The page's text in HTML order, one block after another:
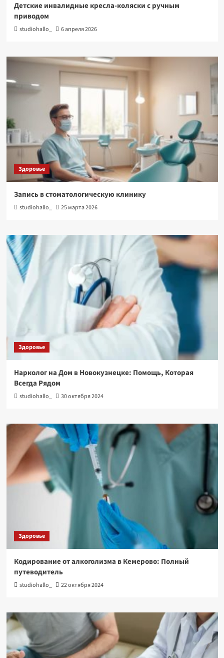
Детские инвалидные кресла-коляски с ручным
приводом
studiohallo_ 6 апреля 2026
Здоровье
Запись в стоматологическую клинику
studiohallo_ 25 марта 2026
Здоровье
Нарколог на Дом в Новокузнецке: Помощь, Которая
Всегда Рядом
studiohallo_ 30 октября 2024
Здоровье
Кодирование от алкоголизма в Кемерово: Полный
путеводитель
studiohallo_ 22 октября 2024